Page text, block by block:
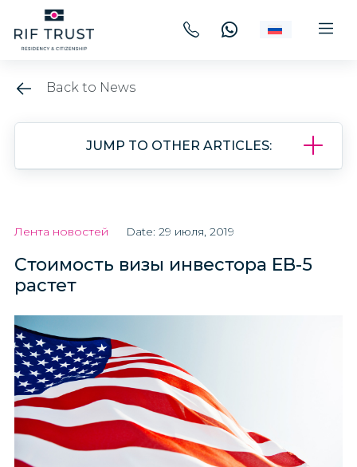
Back to News
JUMP TO OTHER ARTICLES:
Лента новостей Date: 29 июля, 2019
Стоимость визы инвестора EB-5
растет